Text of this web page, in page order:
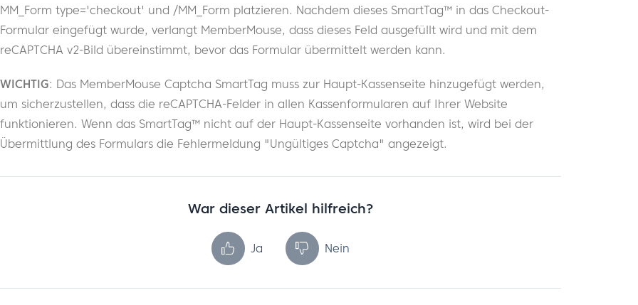
MM_Form type='checkout' und /MM_Form platzieren. Nachdem dieses SmartTag™ in das Checkout-
Formular eingefügt wurde, verlangt MemberMouse, dass dieses Feld ausgefüllt wird und mit dem
reCAPTCHA v2-Bild übereinstimmt, bevor das Formular übermittelt werden kann.
WICHTIG: Das MemberMouse Captcha SmartTag muss zur Haupt-Kassenseite hinzugefügt werden,
um sicherzustellen, dass die reCAPTCHA-Felder in allen Kassenformularen auf Ihrer Website
funktionieren. Wenn das SmartTag™ nicht auf der Haupt-Kassenseite vorhanden ist, wird bei der
Übermittlung des Formulars die Fehlermeldung "Ungültiges Captcha" angezeigt.
War dieser Artikel hilfreich?
Ja Nein